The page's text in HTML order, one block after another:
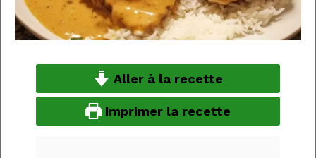
Aller à la recette
Imprimer la recette